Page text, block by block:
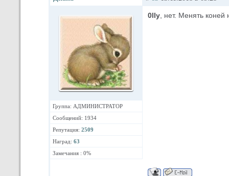
Группа: АДМИНИСТРАТОР
Сообщений: 1934
Репутация: 2509
Наград: 63
Замечания : 0%
0lly , нет. Менять